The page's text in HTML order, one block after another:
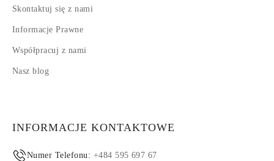
Skontaktuj się z nami
Informacje Prawne
Współpracuj z nami
Nasz blog
INFORMACJE KONTAKTOWE
Numer Telefonu: +484 595 697 67